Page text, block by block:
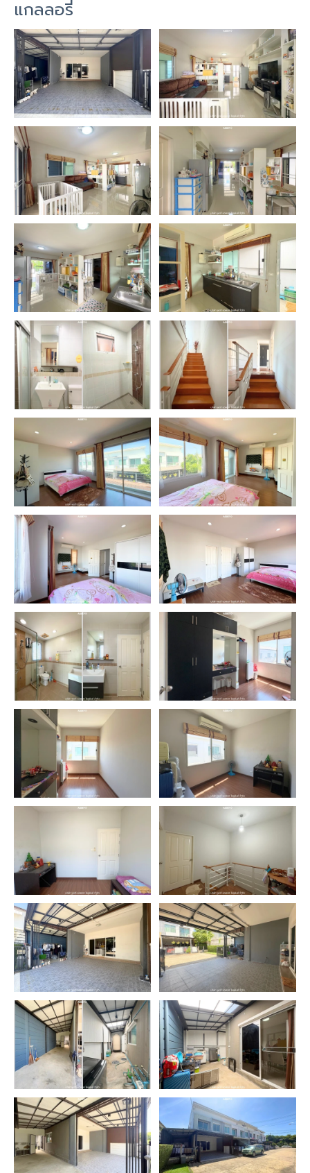
แกลลอรี่